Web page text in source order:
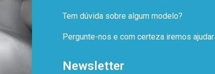
Tem dúvida sobre algum modelo?
Pergunte-nos e com certeza iremos ajudar.
Newsletter